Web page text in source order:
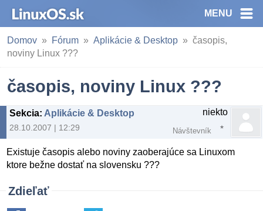
MENU
Domov Fórum Aplikácie & Desktop
časopis,
noviny Linux ???
časopis, noviny Linux ???
Sekcia: Aplikácie & Desktop
28.10.2007 | 12:29
niekto
Návštevník
Existuje časopis alebo noviny zaoberajúce sa Linuxom
ktore bežne dostať na slovensku ???
Zdieľať